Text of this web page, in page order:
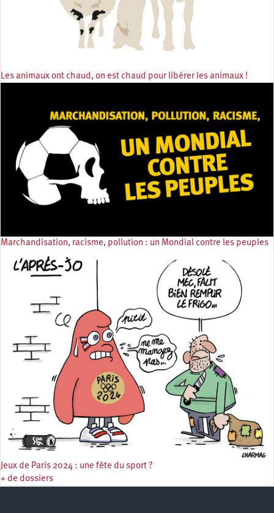
Les animaux ont chaud, on est chaud pour libérer les animaux !
Marchandisation, racisme, pollution : un Mondial contre les peuples
Jeux de Paris 2024 : une fête du sport ?
+ de dossiers